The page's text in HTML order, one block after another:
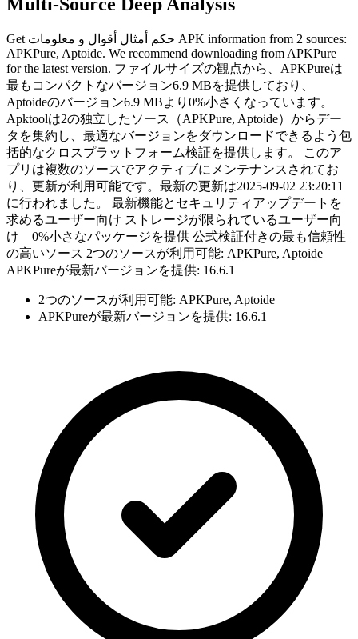
Get حكم أمثال أقوال و معلومات APK information from 2 sources:
APKPure, Aptoide. We recommend downloading from APKPure
for the latest version. ファイルサイズの観点から、APKPureは
最もコンパクトなバージョン6.9 MBを提供しており、
Aptoideのバージョン6.9 MBより0%小さくなっています。
Apktoolは2の独立したソース（APKPure, Aptoide）からデー
タを集約し、最適なバージョンをダウンロードできるよう包
括的なクロスプラットフォーム検証を提供します。 このア
プリは複数のソースでアクティブにメンテナンスされてお
り、更新が利用可能です。最新の更新は2025-09-02 23:20:11
に行われました。 最新機能とセキュリティアップデートを
求めるユーザー向け ストレージが限られているユーザー向
け—0%小さなパッケージを提供 公式検証付きの最も信頼性
の高いソース 2つのソースが利用可能: APKPure, Aptoide
APKPureが最新バージョンを提供: 16.6.1
2つのソースが利用可能: APKPure, Aptoide
APKPureが最新バージョンを提供: 16.6.1